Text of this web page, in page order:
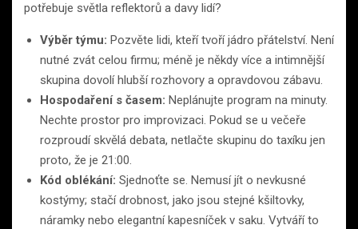
potřebuje světla reflektorů a davy lidí?
Výběr týmu: Pozvěte lidi, kteří tvoří jádro přátelství. Není
nutné zvát celou firmu; méně je někdy více a intimnější
skupina dovolí hlubší rozhovory a opravdovou zábavu.
Hospodaření s časem: Neplánujte program na minuty.
Nechte prostor pro improvizaci. Pokud se u večeře
rozproudí skvělá debata, netlačte skupinu do taxíku jen
proto, že je 21:00.
Kód oblékání: Sjednoťte se. Nemusí jít o nevkusné
kostýmy; stačí drobnost, jako jsou stejné kšiltovky,
náramky nebo elegantní kapesníček v saku. Vytváří to